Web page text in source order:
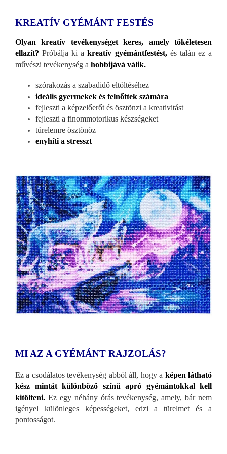
KREATÍV GYÉMÁNT FESTÉS
Olyan kreatív tevékenységet keres, amely tökéletesen
ellazít? Próbálja ki akreatív gyémántfestést,és talán ez a
művészi tevékenység a hobbijává válik.
szórakozás a szabadidő eltöltéséhez
ideális gyermekek és felnőttek számára
fejleszti a képzelőerőt és ösztönzi a kreativitást
fejleszti a finommotorikus készségeket
türelemre ösztönöz
enyhíti a stresszt
MI AZ A GYÉMÁNT RAJZOLÁS?
Ez a csodálatos tevékenység abból áll, hogy a képen látható
kész mintát különböző színű apró gyémántokkal kell
kitölteni. Ez egy néhány órás tevékenység, amely, bár nem
igényel különleges képességeket, edzi a türelmet és a
pontosságot.